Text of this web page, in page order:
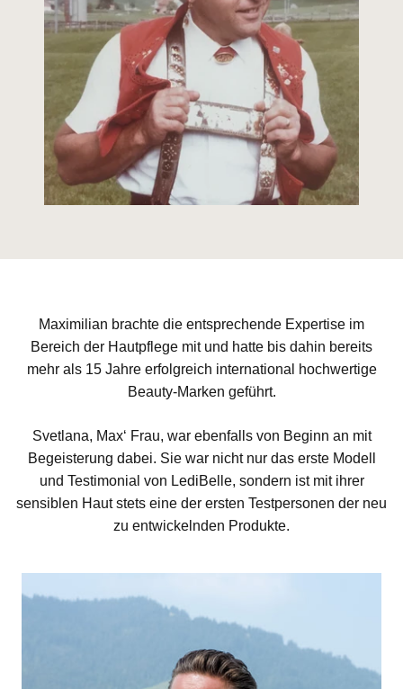
Maximilian brachte die entsprechende Expertise im
Bereich der Hautpflege mit und hatte bis dahin bereits
mehr als 15 Jahre erfolgreich international hochwertige
Beauty-Marken geführt.
Svetlana, Max‘ Frau, war ebenfalls von Beginn an mit
Begeisterung dabei. Sie war nicht nur das erste Modell
und Testimonial von LediBelle, sondern ist mit ihrer
sensiblen Haut stets eine der ersten Testpersonen der neu
zu entwickelnden Produkte.